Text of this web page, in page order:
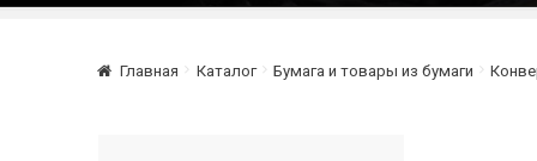
Главная Каталог Бумага и товары из бумаги